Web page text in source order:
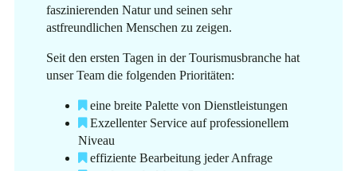
faszinierenden Natur und seinen sehr
astfreundlichen Menschen zu zeigen.
Seit den ersten Tagen in der Tourismusbranche hat
unser Team die folgenden Prioritäten:
eine breite Palette von Dienstleistungen
Exzellenter Service auf professionellem
Niveau
effiziente Bearbeitung jeder Anfrage